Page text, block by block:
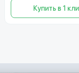
Купить в 1